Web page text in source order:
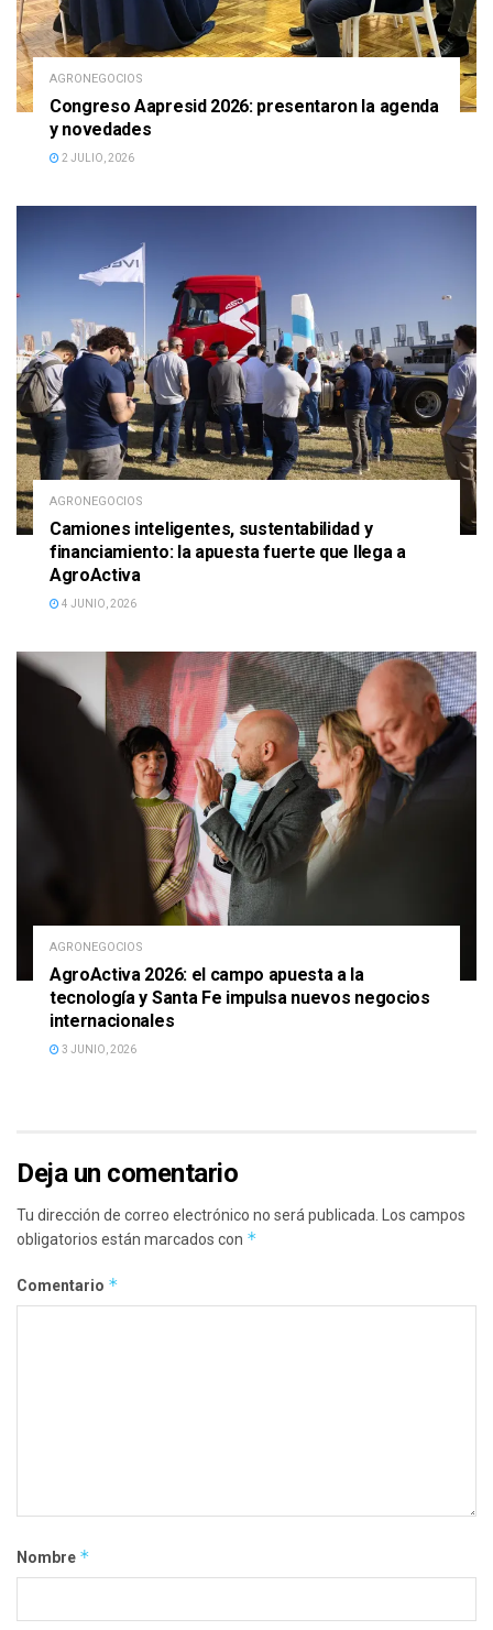
AGRONEGOCIOS
Congreso Aapresid 2026: presentaron la agenda
y novedades
2 JULIO, 2026
AGRONEGOCIOS
Camiones inteligentes, sustentabilidad y
financiamiento: la apuesta fuerte que llega a
AgroActiva
4 JUNIO, 2026
AGRONEGOCIOS
AgroActiva 2026: el campo apuesta a la
tecnología y Santa Fe impulsa nuevos negocios
internacionales
3 JUNIO, 2026
Deja un comentario
Tu dirección de correo electrónico no será publicada.
Los campos
obligatorios están marcados con *
Comentario *
Nombre *